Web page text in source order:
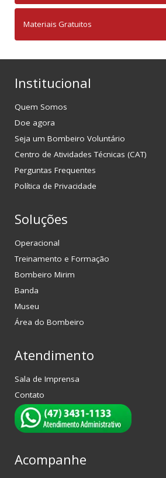
Materiais Gratuitos
Institucional
Quem Somos
Doe agora
Seja um Bombeiro Voluntário
Centro de Atividades Técnicas (CAT)
Perguntas Frequentes
Política de Privacidade
Soluções
Operacional
Treinamento e Formação
Bombeiro Mirim
Banda
Museu
Área do Bombeiro
Atendimento
Sala de Imprensa
Contato
Acompanhe